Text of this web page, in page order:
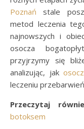
Poznań stale
metod leczenia
najnowszych i
osocza
przyjrzymy się
analizując, jak
leczeniu
Przeczytaj
botoksem